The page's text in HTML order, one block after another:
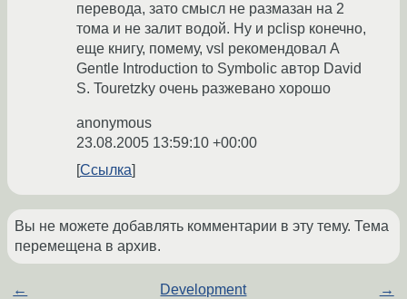
перевода, зато смысл не размазан на 2
тома и не залит водой. Ну и pclisp конечно,
еще книгу, помему, vsl рекомендовал A
Gentle Introduction to Symbolic автор David
S. Touretzky очень разжевано хорошо
anonymous
23.08.2005 13:59:10 +00:00
Ссылка
Вы не можете добавлять комментарии в эту тему. Тема
перемещена в архив.
← Development →